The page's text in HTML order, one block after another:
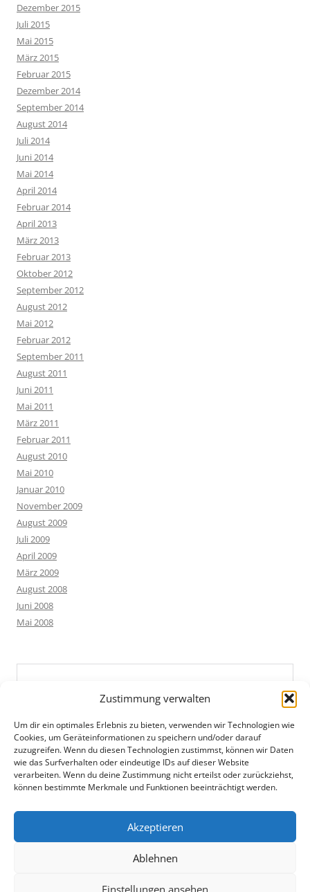
Zustimmung verwalten
Um dir ein optimales Erlebnis zu bieten, verwenden wir Technologien wie
Cookies, um Geräteinformationen zu speichern und/oder darauf
zuzugreifen. Wenn du diesen Technologien zustimmst, können wir Daten
wie das Surfverhalten oder eindeutige IDs auf dieser Website
verarbeiten. Wenn du deine Zustimmung nicht erteilst oder zurückziehst,
können bestimmte Merkmale und Funktionen beeinträchtigt werden.
Akzeptieren
Ablehnen
Einstellungen ansehen
Dezember 2015
Juli 2015
Mai 2015
März 2015
Februar 2015
Dezember 2014
September 2014
August 2014
Juli 2014
Juni 2014
Mai 2014
April 2014
Februar 2014
April 2013
März 2013
Februar 2013
Oktober 2012
September 2012
August 2012
Mai 2012
Februar 2012
September 2011
August 2011
Juni 2011
Mai 2011
März 2011
Februar 2011
August 2010
Mai 2010
Januar 2010
November 2009
August 2009
Juli 2009
April 2009
März 2009
August 2008
Juni 2008
Mai 2008